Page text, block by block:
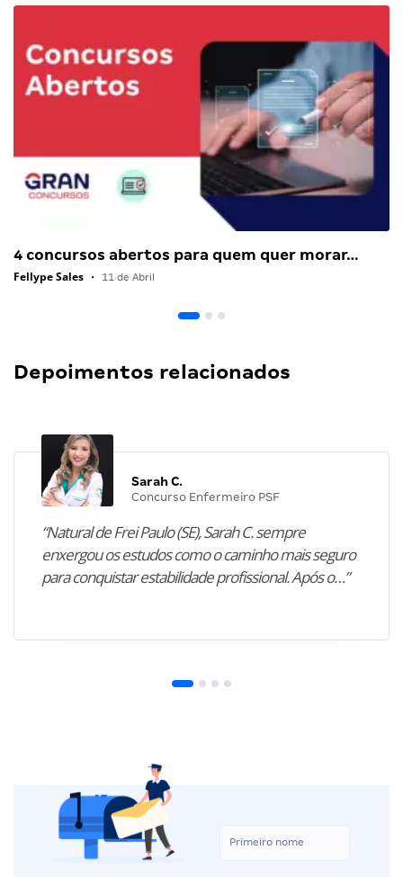
4 concursos abertos para quem quer morar…
Fellype Sales • 11 de Abril
Depoimentos relacionados
Sarah C.
Concurso Enfermeiro PSF
“Natural de Frei Paulo (SE), Sarah C. sempre
enxergou os estudos como o caminho mais seguro
para conquistar estabilidade profissional. Após o…”